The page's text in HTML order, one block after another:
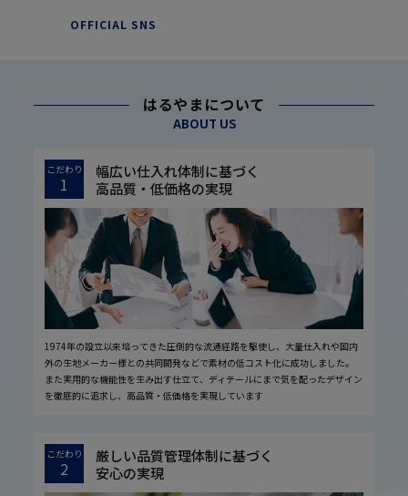
OFFICIAL SNS
はるやまについて
ABOUT US
こだわり
1
幅広い仕入れ体制に基づく
高品質・低価格の実現
1974年の設立以来培ってきた圧倒的な流通経路を駆使し、大量仕入れや国内
外の生地メーカー様との共同開発などで素材の低コスト化に成功しました。
また実用的な機能性を生み出す仕立て、ディテールにまで気を配ったデザイン
を徹底的に追求し、高品質・低価格を実現しています
こだわり
2
厳しい品質管理体制に基づく
安心の実現